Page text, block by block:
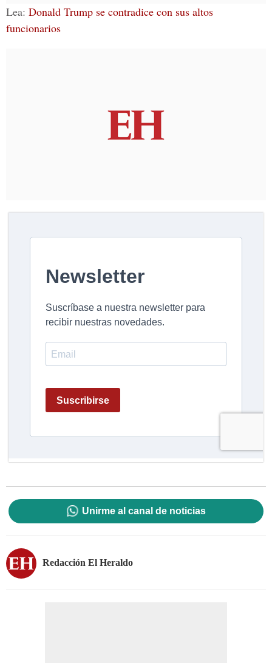
Lea: Donald Trump se contradice con sus altos
funcionarios
Unirme al canal de noticias
Redacción El Heraldo